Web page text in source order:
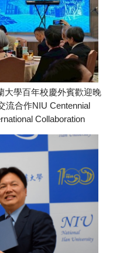
大學百年校慶外賓歡迎晚
合作NIU Centennial
Collaboration